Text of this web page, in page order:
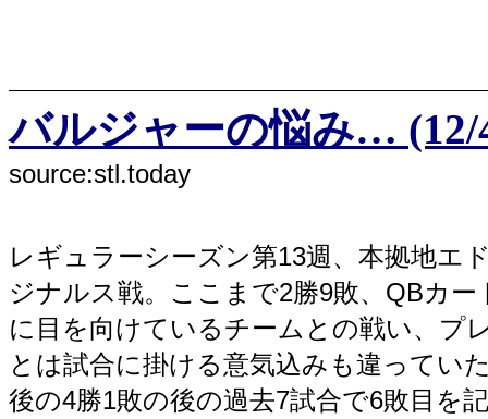
バルジャーの悩み… (12/
source:stl.today
レギュラーシーズン第13週、本拠地エ
ジナルス戦。ここまで2勝9敗、QBカ
に目を向けているチームとの戦い、プ
とは試合に掛ける意気込みも違ってい
後の4勝1敗の後の過去7試合で6敗目を